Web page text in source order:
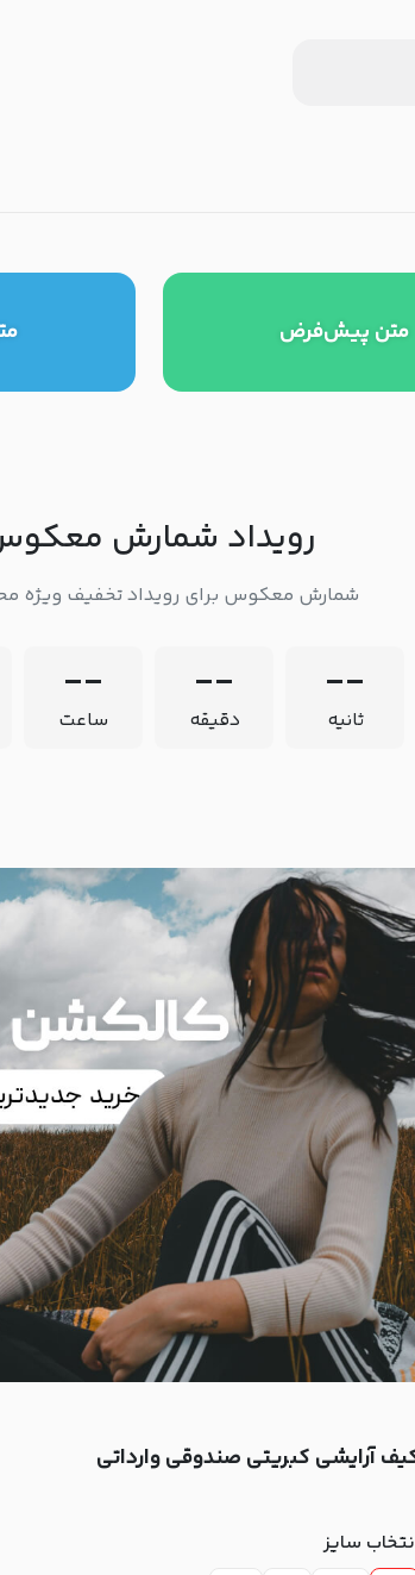
متن پیش‌فرض
رویداد شمارش
شمارش معکوس برای رویداد تخفیف ویژه
--
ساعت
--
دقیقه
--
ثانیه
آرایشی کبریتی صندوقی وارداتی
سایز